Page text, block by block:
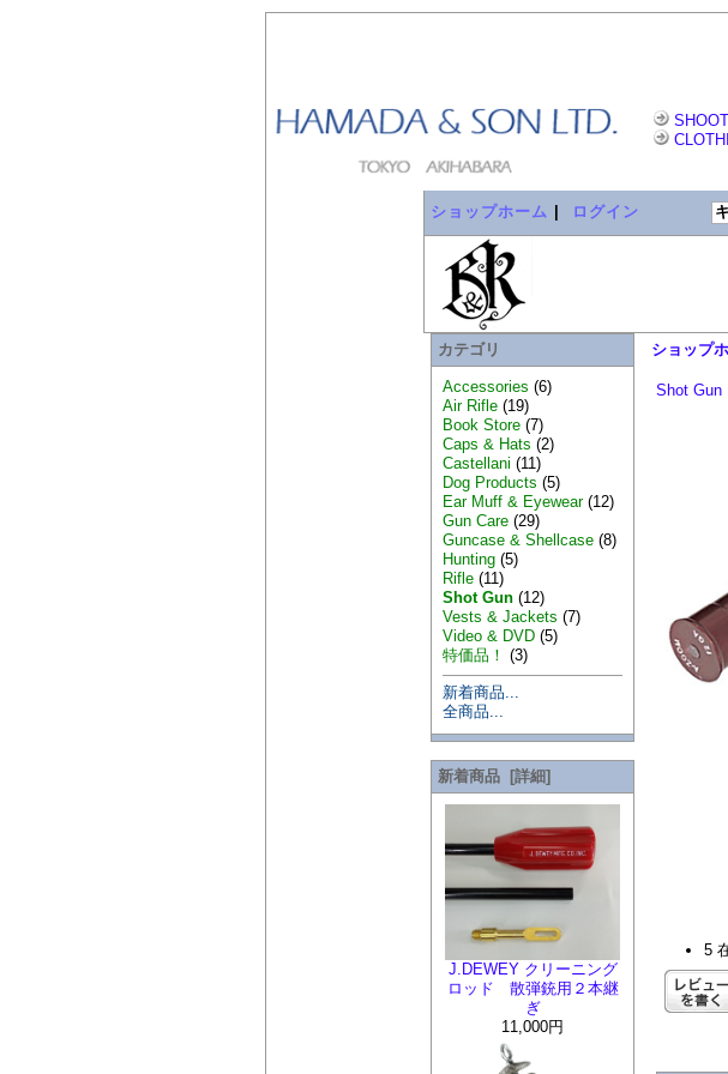
ショップホーム ログイン
カテゴリ
Accessories (6)
Air Rifle (19)
Book Store (7)
Caps & Hats (2)
Castellani (11)
Dog Products (5)
Ear Muff & Eyewear(12)
Gun Care (29)
Guncase & Shellcase (8)
Hunting (5)
Rifle (11)
Shot Gun (12)
Vests & Jackets (7)
Video & DVD (5)
特価品！ (3)
新着商品...
全商品...
新着商品 [詳細]
J.DEWEY クリーニング
ロッド 散弾銃用２本継
ぎ
11,000円
ショップ
Shot Gun
5